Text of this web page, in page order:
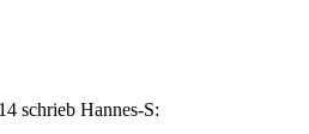
schrieb Hannes-S: